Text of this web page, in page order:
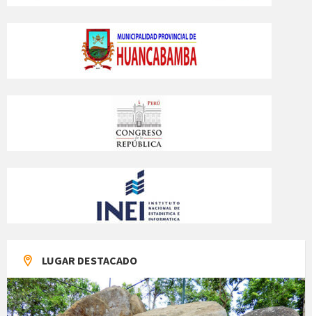
LUGAR DESTACADO